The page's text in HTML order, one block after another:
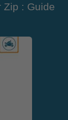
Zip : Guide